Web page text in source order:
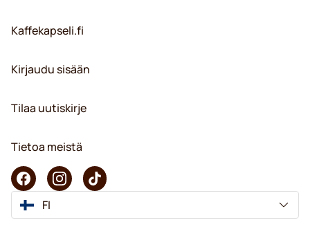
Kaffekapseli.fi
Kirjaudu sisään
Tilaa uutiskirje
Tietoa meistä
FI